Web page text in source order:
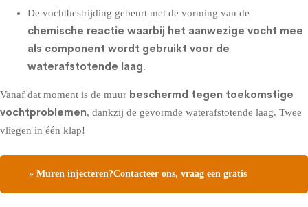
De vochtbestrijding gebeurt met de vorming van de
chemische reactie waarbij het aanwezige vocht mee
als component wordt gebruikt voor de
waterafstotende laag.
Vanaf dat moment is de muur beschermd tegen toekomstige
vochtproblemen, dankzij de gevormde waterafstotende laag. Twee
vliegen in één klap!
» Muren injecteren?Contacteer ons, vraag een gratis